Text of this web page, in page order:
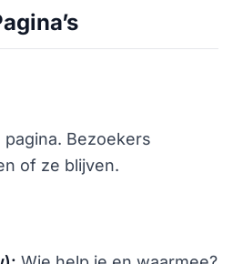
Bezoekers
of ze blijven.